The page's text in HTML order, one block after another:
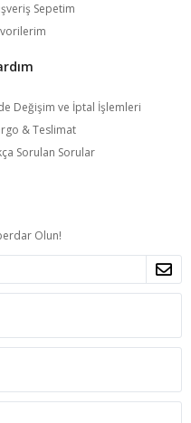
Sepetim
Değişim ve İptal İşlemleri
& Teslimat
Sorulan Sorular
Olun!